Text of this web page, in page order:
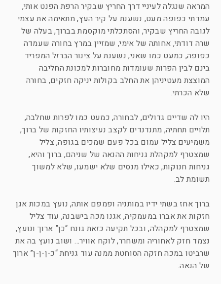
המראה שנגלה לעיניי דרך החריץ שבקיר הרפת הפנט אותי,
עמדתי כפופה מעט, נשענת על קיר העץ, מתאימה את עצמי
לגובה החריץ שבקיר, והסתכלתי מוקסמת בברוך, בעלה של
שרה דודתי, אחותה של אימי, שמזיין במרץ בחורה שעמדה
כפופה, כמעט כמו שאני, נשענת על צינור הברזל המפריד
בינם לבין הפרות שעומדות מחוברות למכונת החליבה
המוצצת מעטיניהן את החלב בקולות יניקה חזקים, בחורה
שלא הכרתי.
היו לה שדיים גדולים, לבחורה, כמעט כמו לפרות שחלבה,
תלויים תחתיה, מתנדנדים לקצב נעיצותיו החזקות של ברוך,
משמיעים צליל עמום בכל פעם שמכים בגופה, צליל
שמצטרף למקהלת גניחות ההנאה של שניהם, ברוך והיא,
גניחות חנוקות, כאילו מנסים שלא ישמעו, שלא למשוך
תשומת לב.
ברוך אחז בשתי ידיו במותניה ופמפם אותה, נועץ במכות אגן
חזקות את אברו במעמקיה, אגנו מכה בישבנה, עוד צליל
שמצטרף למקהלה, ובכל תקיעה כזאת גונח “כן” ארוך ונועץ,
נצמד חזק לאחוריה ומשחרר, לוקח אוויר… ושוב נועץ בה את
שרביטו במכה חזקה הסוחטת ממנה עוד גניחת “כ-ן-ן-ן” ארוך
של הנאה.